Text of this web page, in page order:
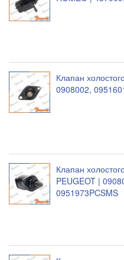
Клапан
0908002,
Клапан
PEUGEOT |
0951973PCSMS